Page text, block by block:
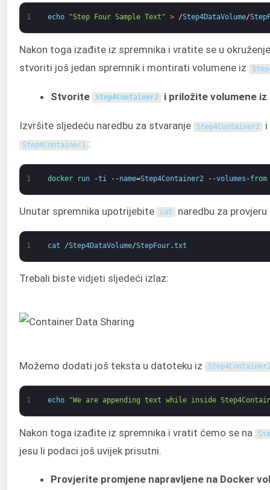
1 echo "Step Four Sample Text" > /Step4DataVolume/
Nakon toga izađite iz spremnika i vratite se u
stvoriti još jedan spremnik i montirati volumene iz
Stvorite Step4Container2 i priložite volumene
Izvršite sljedeću naredbu za stvaranje Step4Container2 i
Step4Container1 :
1 docker run -ti --name=Step4Container2 --volumes -
Unutar spremnika upotrijebite cat naredbu za
1 cat /Step4DataVolume/StepFour.txt
Trebali biste vidjeti sljedeći izlaz:
Možemo dodati još teksta u datoteku iz
1 echo "We are appending text while inside
Nakon toga izađite iz spremnika i vratit ćemo se na
jesu li podaci još uvijek prisutni.
Provjerite promjene napravljene na Docker